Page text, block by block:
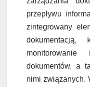
przepływu
zintegrowany
dokumentacją,
monitorowanie
dokumentów, a
nimi związanych.